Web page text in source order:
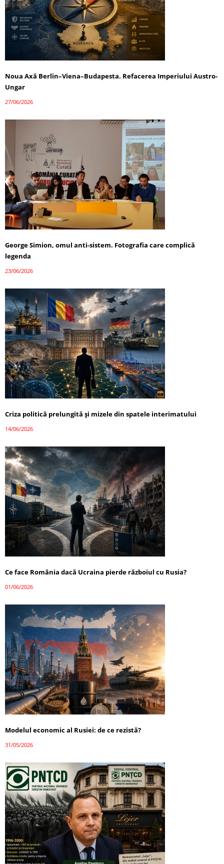
Noua Axă Berlin–Viena–Budapesta. Refacerea Imperiului Austro-
Ungar
27/06/2026
George Simion, omul anti-sistem. Fotografia care complică
legenda
23/06/2026
Criza politică prelungită și mizele din spatele interimatului
14/06/2026
Ce face România dacă Ucraina pierde războiul cu Rusia?
01/06/2026
Modelul economic al Rusiei: de ce rezistă?
31/05/2026